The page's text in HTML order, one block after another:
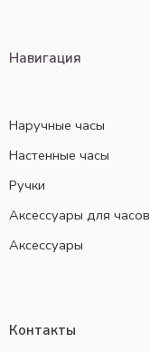
Навигация
Наручные часы
Настенные часы
Ручки
Аксессуары для часов
Аксессуары
Контакты